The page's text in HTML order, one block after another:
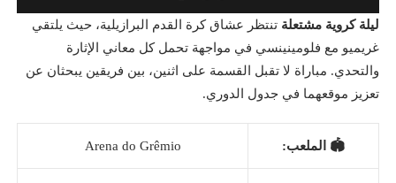
ليلة كروية مشتعلة تنتظر عشاق كرة القدم البرازيلية، حيث يلتقي
غريميو مع فلومينينسي في مواجهة تحمل كل معاني الإثارة
والتحدي. مباراة لا تقبل القسمة على اثنين، بين فريقين يبحثان عن
تعزيز موقعهما في جدول الدوري.
🏟️ الملعب: Arena do Grêmio